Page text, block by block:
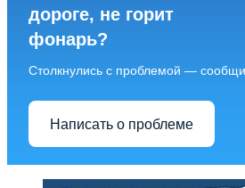
дороге, не горит
фонарь?
Столкнулись с проблемой —
Написать о проблеме